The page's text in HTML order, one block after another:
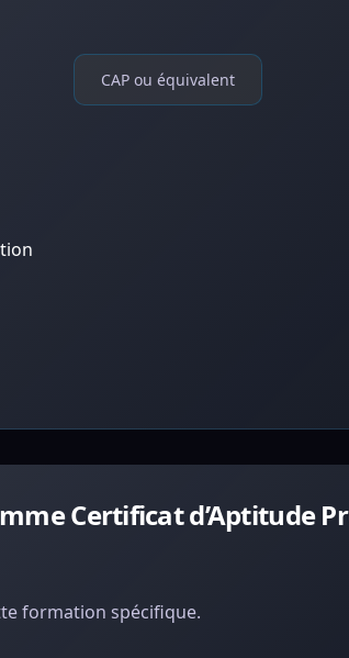
CAP ou équivalent
Certificat d’Aptitude
formation spécifique.